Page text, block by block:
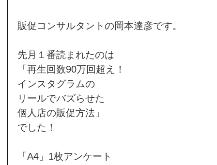
販促コンサルタントの岡本達彦です。
先月１番読まれたのは
「再生回数90万回超え！
インスタグラムの
リールでバズらせた
個人店の販促方法」
でした！
「A4」1枚アンケート